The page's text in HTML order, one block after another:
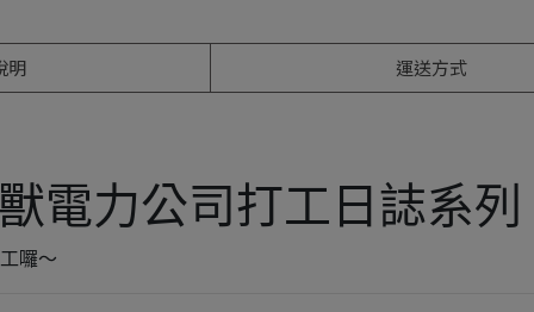
明 運送方式
電力公司打工日誌系列
囉～